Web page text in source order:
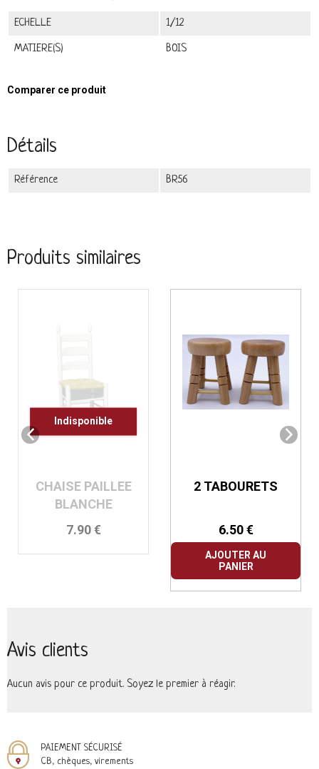
ECHELLE 1/12
MATIERE(S) BOIS
Comparer ce produit
Détails
Référence BR56
Produits similaires
CHAISE PAILLEE
BLANCHE
7.90 €
Indisponible
2 TABOURETS
6.50 €
AJOUTER AU
PANIER
Avis clients
Aucun avis pour ce produit. Soyez le premier à réagir.
PAIEMENT SÉCURISÉ
CB, chèques, virements